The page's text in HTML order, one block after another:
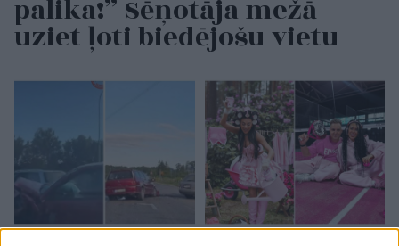
palika!” Sēņotāja mežā
uziet ļoti biedējošu vietu